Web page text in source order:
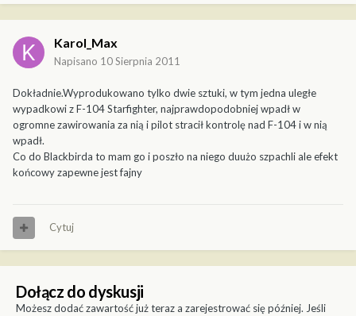
Karol_Max
Napisano 10 Sierpnia 2011
Dokładnie.Wyprodukowano tylko dwie sztuki, w tym jedna uległe
wypadkowi z F-104 Starfighter, najprawdopodobniej wpadł w
ogromne zawirowania za nią i pilot stracił kontrolę nad F-104 i w nią
wpadł.
Co do Blackbirda to mam go i poszło na niego duużo szpachli ale efekt
końcowy zapewne jest fajny
Cytuj
Dołącz do dyskusji
Możesz dodać zawartość już teraz a zarejestrować się później. Jeśli